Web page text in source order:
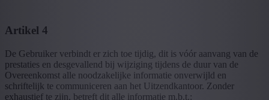
Artikel 4
De Gebruiker verbindt er zich toe tijdig, dit is vóór aanvang van de
prestaties en desgevallend bij wijziging tijdens de duur van de
Overeenkomst alle noodzakelijke informatie onverwijld en
schriftelijk te communiceren aan het Uitzendkantoor. Zonder
exhaustief te zijn, betreft dit alle informatie m.b.t.: